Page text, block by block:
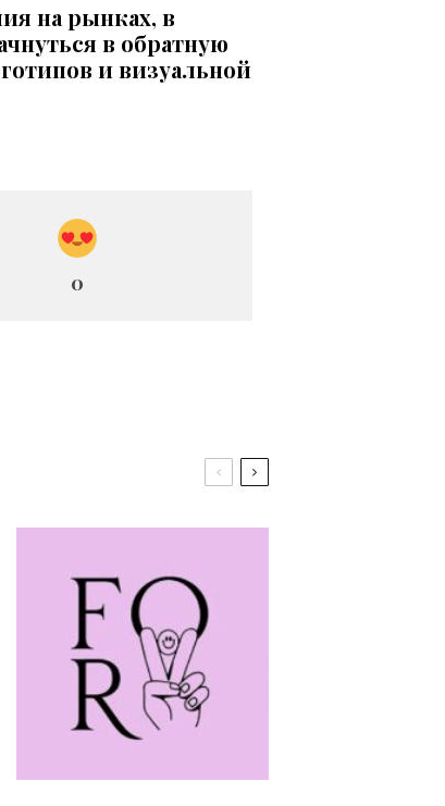
на рынках, в
в обратную
и визуальной
0